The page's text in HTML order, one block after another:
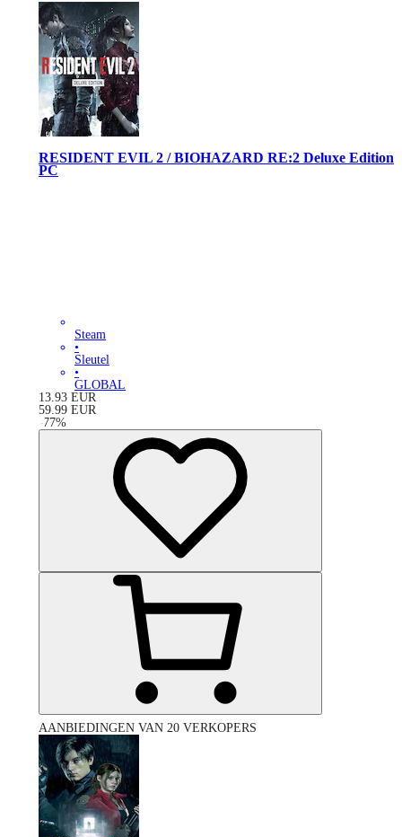
RESIDENT EVIL 2 / BIOHAZARD RE:2 Deluxe Edition
PC
Steam
•
Sleutel
•
GLOBAL
13.93 EUR
59.99 EUR
-77%
AANBIEDINGEN VAN 20 VERKOPERS